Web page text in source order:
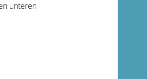
unteren